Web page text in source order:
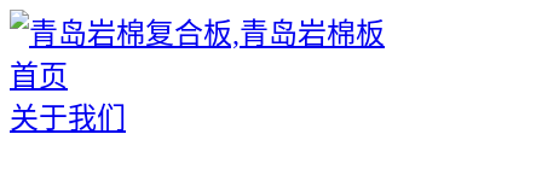
首页
关于我们